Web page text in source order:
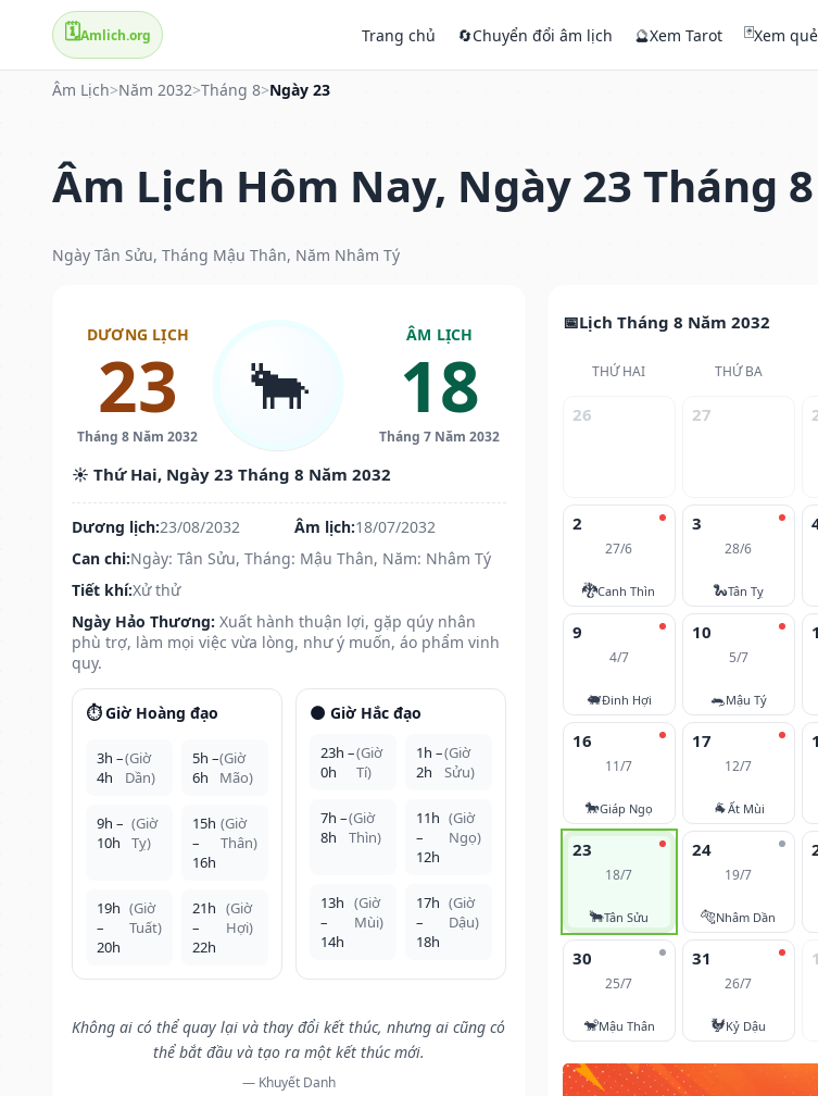
🗓️Amlich.org Trang chủ 🔄Chuyển đổi âm lịch 🔮Xem Tarot 🃏Xem quẻ
Âm Lịch>Năm 2032>Tháng 8>Ngày 23
Âm Lịch Hôm Nay, Ngày 23 Tháng
Ngày Tân Sửu, Tháng Mậu Thân, Năm Nhâm Tý
DƯƠNG LỊCH
23
Tháng 8 Năm 2032
🐂
ÂM LỊCH
18
Tháng 7 Năm 2032
☀️ Thứ Hai, Ngày 23 Tháng 8 Năm 2032
Dương lịch:23/08/2032 Âm lịch:18/07/2032
Can chi:Ngày: Tân Sửu, Tháng: Mậu Thân, Năm: Nhâm Tý
Tiết khí:Xử thử
Ngày Hảo Thương: Xuất hành thuận lợi, gặp qúy nhân
phù trợ, làm mọi việc vừa lòng, như ý muốn, áo phẩm vinh
quy.
⏱️ Giờ Hoàng đạo
3h –
4h
(Giờ
Dần)
5h –
6h
(Giờ
Mão)
9h –
10h
(Giờ
Tỵ)
15h
–
16h
(Giờ
Thân)
19h
–
20h
(Giờ
Tuất)
21h
–
22h
(Giờ
Hợi)
🌑 Giờ Hắc đạo
23h –
0h
(Giờ
Tí)
1h –
2h
(Giờ
Sửu)
7h –
8h
(Giờ
Thìn)
11h
–
12h
(Giờ
Ngọ)
13h
–
14h
(Giờ
Mùi)
17h
–
18h
(Giờ
Dậu)
Không ai có thể quay lại và thay đổi kết thúc, nhưng ai cũng có
thể bắt đầu và tạo ra một kết thúc mới.
— Khuyết Danh
Lịch Tháng 8 Năm 2032
THỨ HAI THỨ BA
26 27
2
27/6
🐉Canh Thìn
3
28/6
🐍Tân Tỵ
9
4/7
🐖Đinh Hợi
10
5/7
🐀Mậu Tý
16
11/7
🐎Giáp Ngọ
17
12/7
🐐Ất Mùi
23
18/7
🐂Tân Sửu
24
19/7
🐅Nhâm Dần
30
25/7
🐒Mậu Thân
31
26/7
🐓Kỷ Dậu
1